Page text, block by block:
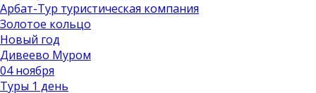
Арбат-Тур туристическая компания
Золотое кольцо
Новый год
Дивеево Муром
04 ноября
Туры 1 день